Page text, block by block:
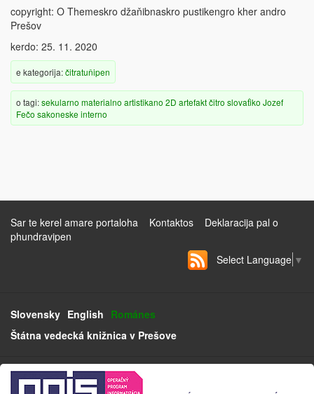
copyright: O Themeskro džaňibnaskro pustikengro kher andro
Prešov
kerdo: 25. 11. 2020
e kategorija:čitratuňipen
o tagi:sekularno materialno artistikano 2D artefaktčitro slovaťiko Jozef
Fečo sakoneske interno
Sar te kerel amare portaloha Kontaktos
Deklaracija pal o
phundravipen
Select Language ▼
Slovensky English Románes
Štátna vedecká knižnica v Prešove